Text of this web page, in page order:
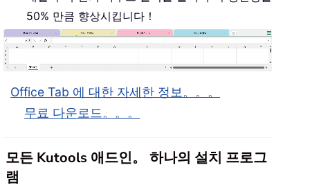
50% 만큼 향상시킵니다！
Office Tab 에 대한 자세한 정보。。。
무료 다운로드。。。
모든 Kutools 애드인。 하나의 설치 프로그
램